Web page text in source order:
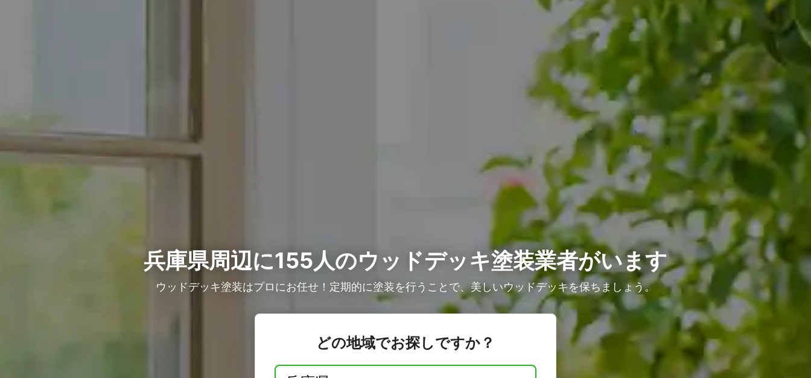
兵庫県周辺に155人のウッドデッキ塗装業者がいます
ウッドデッキ塗装はプロにお任せ！定期的に塗装を行うことで、美しいウッドデッキを保ちましょう。
どの地域でお探しですか？